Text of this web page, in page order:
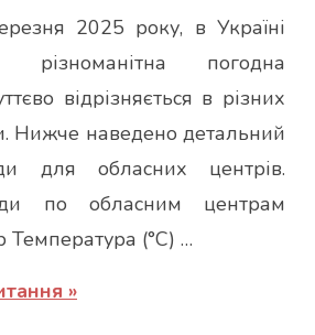
2025 року, в Україні
різноманітна погодна
відрізняється в різних
Нижче наведено детальний
для обласних центрів.
по обласним центрам
(°C) …